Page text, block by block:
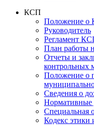
КСП
Положение о
Руководитель
Регламент
План работы
Отчеты и
контрольных
Положение о
Сведения о
Нормативные
Специальная
Кодекс этики